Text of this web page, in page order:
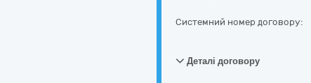
Системний номер договору:
Деталі договору